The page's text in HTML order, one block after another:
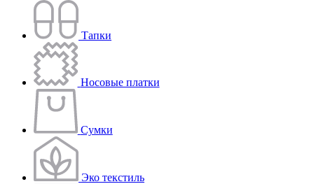
Тапки
Носовые платки
Сумки
Эко текстиль